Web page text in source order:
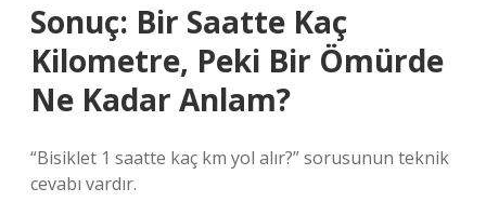
Sonuç: Bir Saatte Kaç
Kilometre, Peki Bir Ömürde
Ne Kadar Anlam?
“Bisiklet 1 saatte kaç km yol alır?” sorusunun teknik
cevabı vardır.